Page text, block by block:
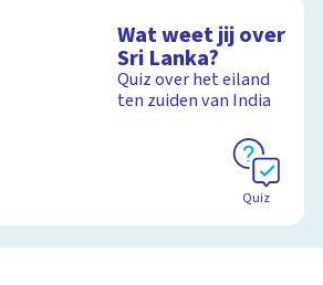
Wat weet jij over
Sri Lanka?
Quiz over het eiland
ten zuiden van India
Quiz